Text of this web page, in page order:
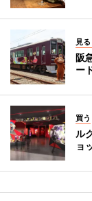
見
阪
ー
買う
ル
ョ